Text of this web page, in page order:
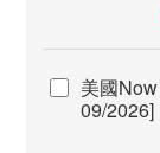
美國
09/2026]